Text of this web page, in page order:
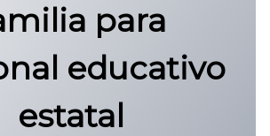
para
educativo
estatal